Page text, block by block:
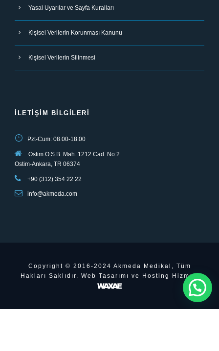
Yasal Uyarılar ve Sayfa Kuralları
Kişisel Verilerin Korunması Kanunu
Kişisel Verilerin Silinmesi
İLETIŞIM BILGILERI
Pzt-Cum: 08.00-18.00
Ostim O.S.B. Mah. 1212 Cad. No:2
Ostim-Ankara, TR 06374
+90 (312) 354 22 22
info@akmeda.com
Copyright © 2016-2024 Akmeda Medikal, Tüm
Hakları Saklıdır. Web Tasarımı ve Hosting Hizmeti